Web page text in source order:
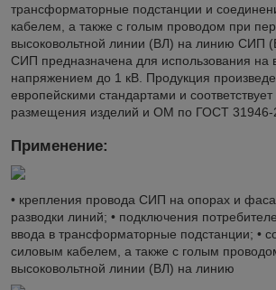
трансформаторные подстанции и
кабелем, а также с голым проводом при
высоковольтной линии (ВЛ) на линию СИП
СИП предназначена для использования на
напряжением до 1 кВ. Продукция
европейскими стандартами и
размещения изделий и ОМ по ГОСТ 31946-
Применение:
• крепления провода СИП на опорах и
разводки линий; • подключения
ввода в трансформаторные подстанции; •
силовым кабелем, а также с голым
высоковольтной линии (ВЛ) на линию